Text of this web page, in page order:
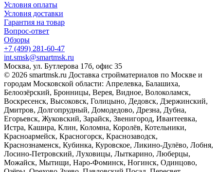
Условия оплаты
Условия доставки
Гарантия на товар
Вопрос-ответ
Обзоры
+7 (499) 281-60-47
int.smsk@smartmsk.ru
Москва, ул. Бутлерова 17б, офис 35
© 2026 smartmsk.ru Доставка стройматериалов по Москве и
городам Московской области: Апрелевка, Балашиха,
Белоозёрский, Бронницы, Верея, Видное, Волоколамск,
Воскресенск, Высоковск, Голицыно, Дедовск, Дзержинский,
Дмитров, Долгопрудный, Домодедово, Дрезна, Дубна,
Егорьевск, Жуковский, Зарайск, Звенигород, Ивантеевка,
Истра, Кашира, Клин, Коломна, Королёв, Котельники,
Красноармейск, Красногорск, Краснозаводск,
Краснознаменск, Кубинка, Куровское, Ликино-Дулёво, Лобня,
Лосино-Петровский, Луховицы, Лыткарино, Люберцы,
Можайск, Мытищи, Наро-Фоминск, Ногинск, Одинцово,